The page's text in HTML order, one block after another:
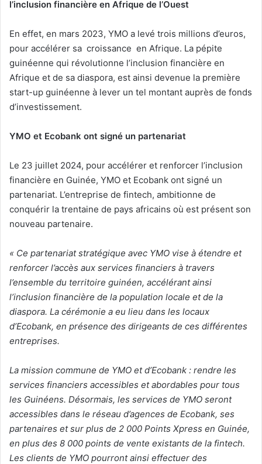
l’inclusion financière en Afrique de l’Ouest
En effet, en mars 2023, YMO a levé trois millions d’euros,
pour accélérer sa croissance en Afrique. La pépite
guinéenne qui révolutionne l’inclusion financière en
Afrique et de sa diaspora, est ainsi devenue la première
start-up guinéenne à lever un tel montant auprès de fonds
d’investissement.
YMO et Ecobank ont signé un partenariat
Le 23 juillet 2024, pour accélérer et renforcer l’inclusion
financière en Guinée, YMO et Ecobank ont signé un
partenariat. L’entreprise de fintech, ambitionne de
conquérir la trentaine de pays africains où est présent son
nouveau partenaire.
« Ce partenariat stratégique avec YMO vise à étendre et
renforcer l’accès aux services financiers à travers
l’ensemble du territoire guinéen, accélérant ainsi
l’inclusion financière de la population locale et de la
diaspora. La cérémonie a eu lieu dans les locaux
d’Ecobank, en présence des dirigeants de ces différentes
entreprises.
La mission commune de YMO et d’Ecobank : rendre les
services financiers accessibles et abordables pour tous
les Guinéens. Désormais, les services de YMO seront
accessibles dans le réseau d’agences de Ecobank, ses
partenaires et sur plus de 2 000 Points Xpress en Guinée,
en plus des 8 000 points de vente existants de la fintech.
Les clients de YMO pourront ainsi effectuer des